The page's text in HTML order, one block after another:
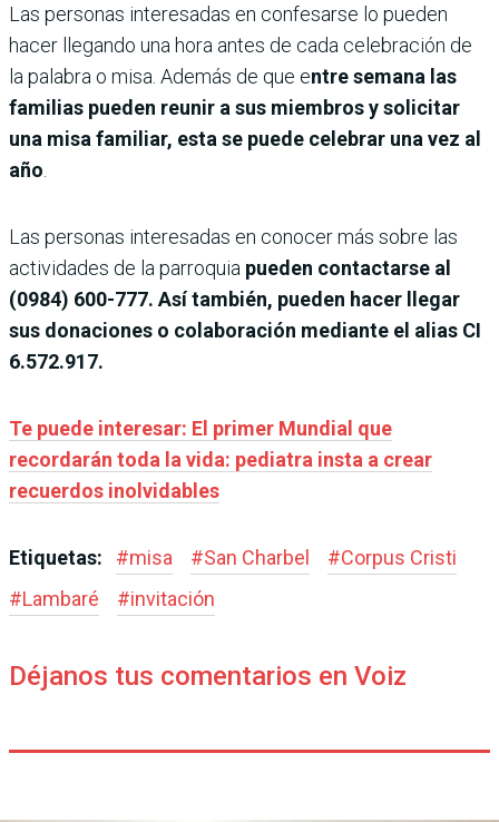
Las personas interesadas en confesarse lo pueden
hacer llegando una hora antes de cada celebración de
la palabra o misa. Además de que entre semana las
familias pueden reunir a sus miembros y solicitar
una misa familiar, esta se puede celebrar una vez al
año
Las personas interesadas en conocer más sobre las
actividades de la parroquia pueden contactarse al
(0984) 600-777. Así también, pueden hacer llegar
sus donaciones o colaboración mediante el alias CI
6.572.917.
Te puede interesar: El primer Mundial que
recordarán toda la vida: pediatra insta a crear
recuerdos inolvidables
Etiquetas: #misa #San Charbel #Corpus Cristi
#Lambaré #invitación
Déjanos tus comentarios en Voiz